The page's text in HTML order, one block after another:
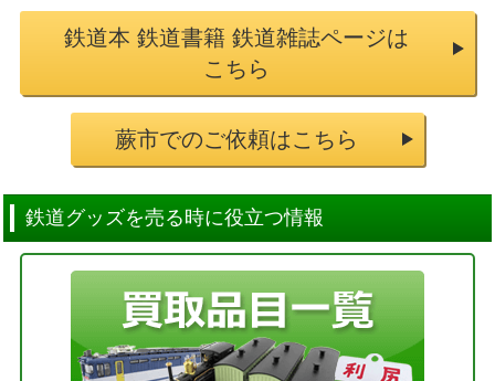
鉄道本 鉄道書籍 鉄道雑誌ページは
こちら
蕨市でのご依頼はこちら
鉄道グッズを売る時に役立つ情報